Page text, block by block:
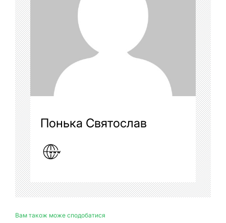
Понька Святослав
Вам також може сподобатися